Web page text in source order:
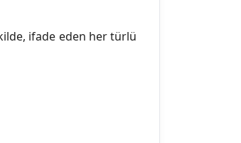
ifade eden her türlü